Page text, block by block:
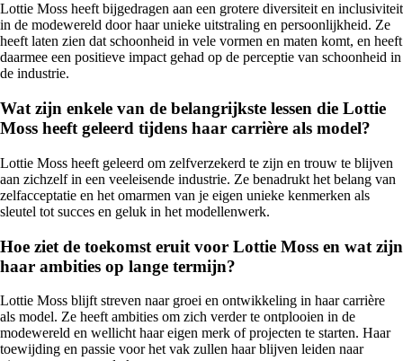
Lottie Moss heeft bijgedragen aan een grotere diversiteit en inclusiviteit
in de modewereld door haar unieke uitstraling en persoonlijkheid. Ze
heeft laten zien dat schoonheid in vele vormen en maten komt, en heeft
daarmee een positieve impact gehad op de perceptie van schoonheid in
de industrie.
Wat zijn enkele van de belangrijkste lessen die Lottie
Moss heeft geleerd tijdens haar carrière als model?
Lottie Moss heeft geleerd om zelfverzekerd te zijn en trouw te blijven
aan zichzelf in een veeleisende industrie. Ze benadrukt het belang van
zelfacceptatie en het omarmen van je eigen unieke kenmerken als
sleutel tot succes en geluk in het modellenwerk.
Hoe ziet de toekomst eruit voor Lottie Moss en wat zijn
haar ambities op lange termijn?
Lottie Moss blijft streven naar groei en ontwikkeling in haar carrière
als model. Ze heeft ambities om zich verder te ontplooien in de
modewereld en wellicht haar eigen merk of projecten te starten. Haar
toewijding en passie voor het vak zullen haar blijven leiden naar